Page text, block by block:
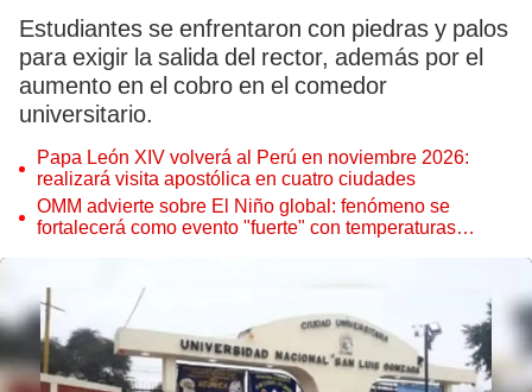
Estudiantes se enfrentaron con piedras y palos
para exigir la salida del rector, además por el
aumento en el cobro en el comedor
universitario.
Papa León XIV volverá al Perú en noviembre 2026:
realizará visita apostólica en cuatro ciudades
OMM advierte sobre El Niño global: fenómeno se
fortalecerá como evento "fuerte" con temperaturas